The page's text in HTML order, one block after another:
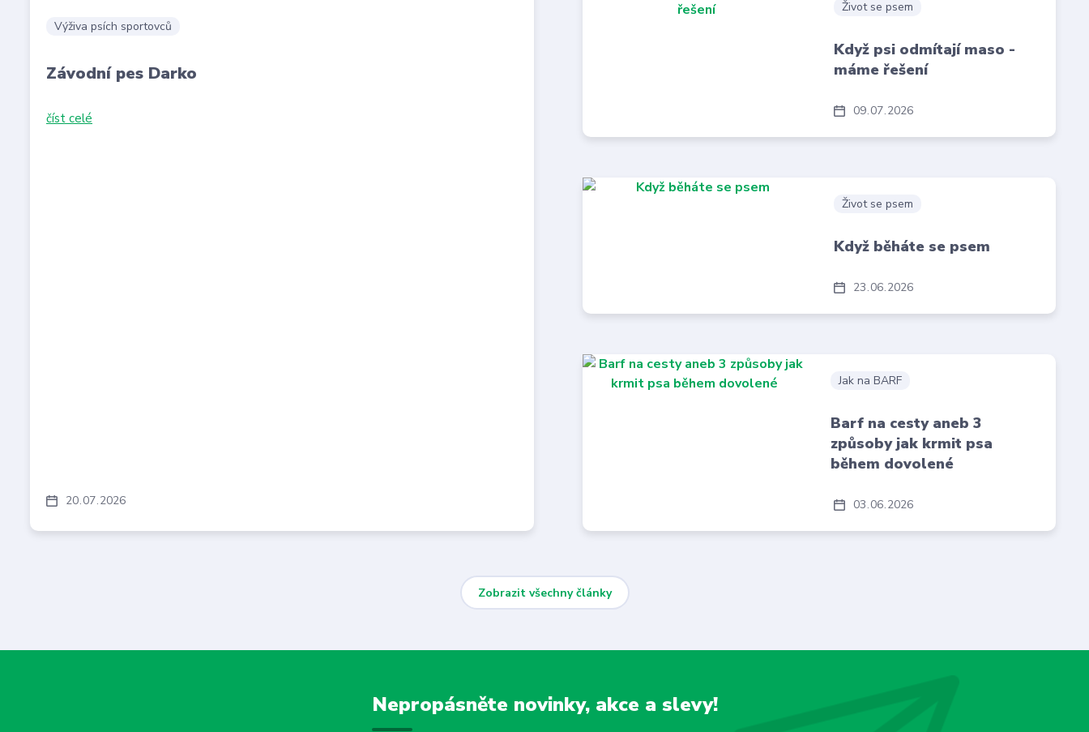
20 07 2026
Výživa psích sportovců
Závodní pes Darko
číst celé 09 07 2026
Život se psem
Když psi odmítají maso -
máme řešení
23 06 2026
Život se psem
Když běháte se psem
03 06 2026
Jak na BARF
Barf na cesty aneb 3
způsoby jak krmit psa
během dovolené
Zobrazit všechny články
Nepropásněte novinky, akce a slevy!